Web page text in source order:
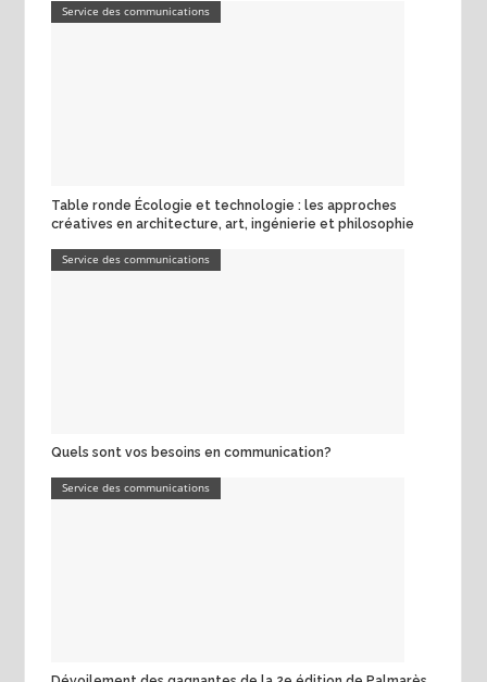
Service des communications
Table ronde Écologie et technologie : les approches
créatives en architecture, art, ingénierie et philosophie
Service des communications
Quels sont vos besoins en communication?
Service des communications